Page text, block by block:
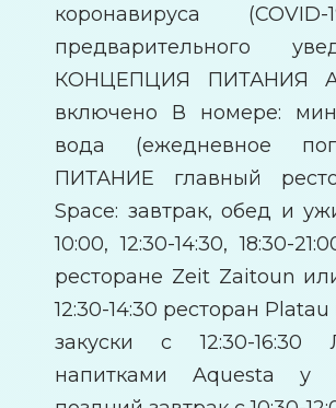
коронавируса
предварительного
КОНЦЕПЦИЯ ПИТАНИЯ
включено В номере:
вода (ежедневное
ПИТАНИЕ главный
Space: завтрак, обед и
10:00, 12:30-14:30, 18:30-
ресторане Zeit Zаitoun
12:30-14:30 ресторан
закуски с 12:30-
напитками Aquesta у